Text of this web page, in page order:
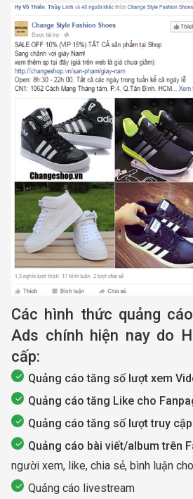
Các hình thức quảng
Ads chính hiện nay do
cấp:
Quảng cáo tăng số lượt xem
Quảng cáo tăng Like cho
Quảng cáo tăng số lượt truy
Quảng cáo bài viết/album trên
người xem, like, chia sẻ, bình luận
Quảng cáo livestream